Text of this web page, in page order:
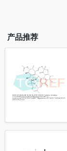
产品推荐